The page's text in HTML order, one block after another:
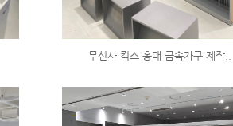
무신사 킥스 홍대 금속가구 제작..